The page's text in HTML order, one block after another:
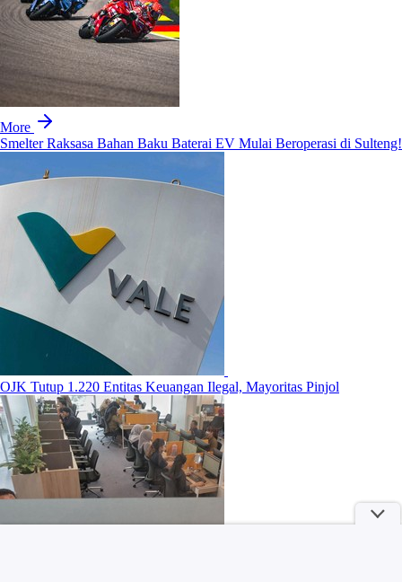
More
Smelter Raksasa Bahan Baku Baterai EV Mulai Beroperasi di Sulteng!
OJK Tutup 1.220 Entitas Keuangan Ilegal, Mayoritas Pinjol